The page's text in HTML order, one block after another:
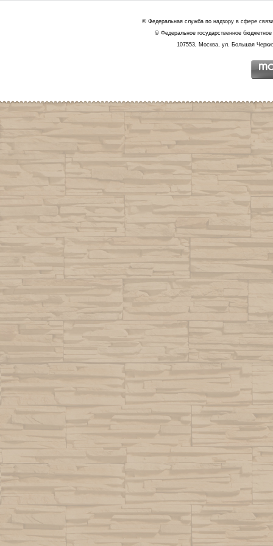
© Федеральная служба по надзору в сфере
© Федеральное государственное
107553, Москва, ул. Большая